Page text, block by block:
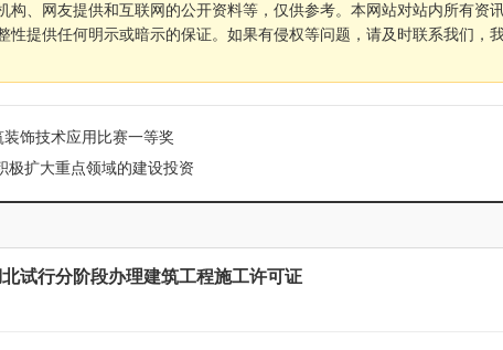
构、网友提供和互联网的公开资料等，仅供参考。本网站对站内所有资
性提供任何明示或暗示的保证。如果有侵权等问题，请及时联系我们，
装饰技术应用比赛一等奖
极扩大重点领域的建设投资
试行分阶段办理建筑工程施工许可证